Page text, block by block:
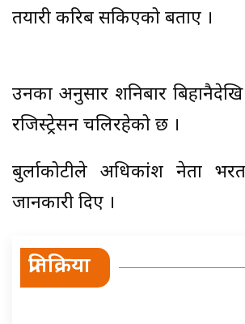
तयारी करिब सकिएको बताए ।
उनका अनुसार शनिबार बिहानैदेखि
रजिस्ट्रेसन चलिरहेको छ ।
बुर्लाकोटीले अधिकांश नेता
जानकारी दिए ।
प्रतिक्रिया